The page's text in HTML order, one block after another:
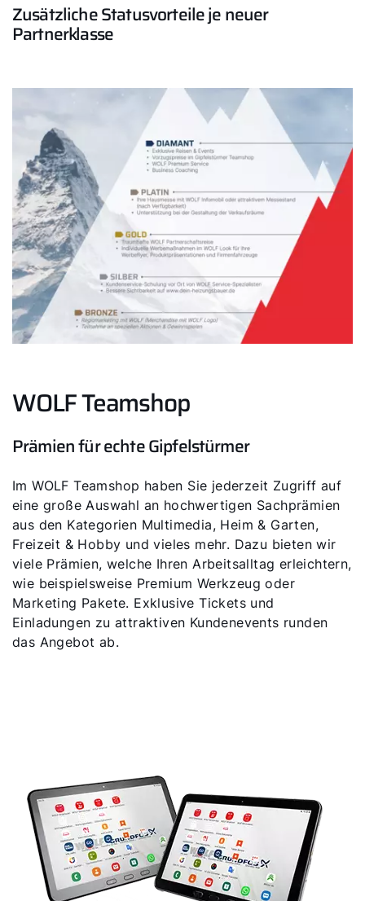
Zusätzliche Statusvorteile je neuer
Partnerklasse
WOLF Teamshop
Prämien für echte Gipfelstürmer
Im WOLF Teamshop haben Sie jederzeit Zugriff auf
eine große Auswahl an hochwertigen Sachprämien
aus den Kategorien Multimedia, Heim & Garten,
Freizeit & Hobby und vieles mehr. Dazu bieten wir
viele Prämien, welche Ihren Arbeitsalltag erleichtern,
wie beispielsweise Premium Werkzeug oder
Marketing Pakete. Exklusive Tickets und
Einladungen zu attraktiven Kundenevents runden
das Angebot ab.